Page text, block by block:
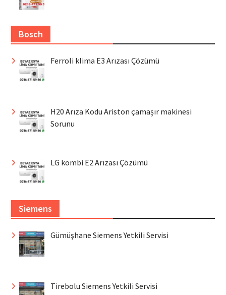
Bosch
Ferroli klima E3 Arızası Çözümü
H20 Arıza Kodu Ariston çamaşır makinesi
Sorunu
LG kombi E2 Arızası Çözümü
Siemens
Gümüşhane Siemens Yetkili Servisi
Tirebolu Siemens Yetkili Servisi